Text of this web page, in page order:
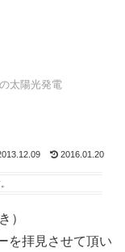
太陽光発電
2016.01.20
）
を拝見させて頂い